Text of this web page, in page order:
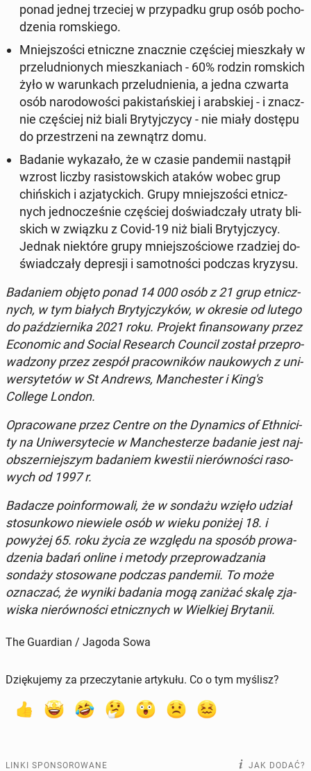
ponad jednej trze­ciej w przy­pad­ku grup osób po­cho­
dze­nia rom­skie­go.
Mniej­szo­ści et­nicz­ne znacz­nie czę­ściej miesz­ka­ły w
prze­lud­nio­nych miesz­ka­niach - 60% rodzin rom­skich
żyło w wa­run­kach prze­lud­nie­nia, a jedna czwarta
osób na­ro­do­wo­ści pa­ki­stań­skiej i arab­skiej - i znacz­
nie czę­ściej niż biali Bry­tyj­czy­cy - nie miały dostępu
do prze­strze­ni na ze­wnątrz domu.
Badanie wy­ka­za­ło, że w czasie pan­de­mii na­stą­pił
wzrost liczby ra­si­stow­skich ataków wobec grup
chiń­skich i azja­tyc­kich. Grupy mniej­szo­ści et­nicz­
nych jed­no­cze­śnie czę­ściej do­świad­cza­ły utraty bli­
skich w związku z Covid-19 niż biali Bry­tyj­czy­cy.
Jednak nie­któ­re grupy mniej­szo­ścio­we rza­dziej do­
świad­cza­ły de­pre­sji i sa­mot­no­ści podczas kryzysu.
Ba­da­niem objęto ponad 14 000 osób z 21 grup et­nicz­
nych, w tym białych Bry­tyj­czy­ków, w okresie od lutego
do paź­dzier­ni­ka 2021 roku. Projekt fi­nan­so­wa­ny przez
Eco­no­mic and Social Re­se­arch Council został prze­pro­
wa­dzo­ny przez zespół pra­cow­ni­ków na­uko­wych z uni­
wer­sy­te­tów w St Andrews, Man­che­ster i King's
College London.
Opra­co­wa­ne przez Centre on the Dy­na­mics of Eth­ni­ci­
ty na Uni­wer­sy­te­cie w Man­che­ste­rze badanie jest naj­
ob­szer­niej­szym ba­da­niem kwestii nie­rów­no­ści ra­so­
wych od 1997 r.
Badacze po­in­for­mo­wa­li, że w sondażu wzięło udział
sto­sun­ko­wo nie­wie­le osób w wieku poniżej 18. i
powyżej 65. roku życia ze względu na sposób pro­wa­
dze­nia badań online i metody prze­pro­wa­dza­nia
sondaży sto­so­wa­ne podczas pan­de­mii. To może
ozna­czać, że wyniki badania mogą zaniżać skalę zja­
wi­ska nie­rów­no­ści et­nicz­nych w Wiel­kiej Bry­ta­nii.
The Guardian / Jagoda Sowa
Dziękujemy za przeczytanie artykułu. Co o tym myślisz?
LINKI SPONSOROWANE JAK DODAĆ?